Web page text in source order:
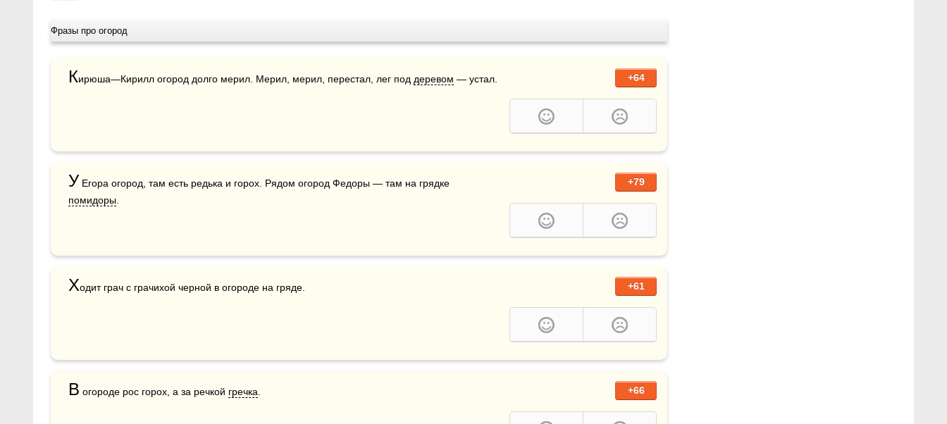
Фразы про огород
+64
Кирюша—Кирилл огород долго мерил. Мерил, мерил, перестал, лег под деревом — устал.
+79
У
помидоры
+61
Ходит грач с грачихой черной в огороде на гряде.
+66
В огороде рос горох, а за речкой гречка